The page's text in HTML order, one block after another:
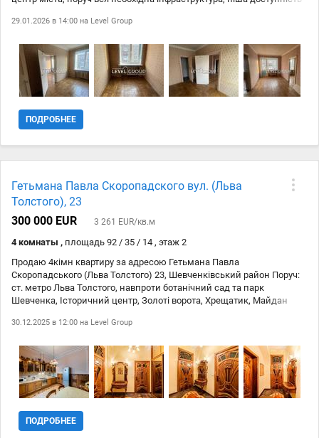
цегляний, без ліфта. Закритий двір на шлагбаум Ключі на руках.
29.01.2026 в 14:00 на Level Group
ПОДРОБНЕЕ
Гетьмана Павла Скоропадского вул. (Льва
Толстого), 23
300 000 EUR
3 261 EUR/кв.м
4 комнаты , площадь 92 / 35 / 14 , этаж 2
Продаю 4кімн квартиру за адресою Гетьмана Павла
Скоропадського (Льва Толстого) 23, Шевченківський район Поруч:
ст. метро Льва Толстого, навпроти ботанічний сад та парк
Шевченка, Історичний центр, Золоті ворота, Хрещатик, Майдан
гарному стані, все працює та прибрано - будинок 1911 року, має
самої квартири - 24 поверх - 2 окремі спальні - всі вікна виходять у
двір (тому завжди тихо) - критий балкон - вся мебель та поли зі
справжної древесини - ванна та душова кабіна - є всі необхідні
меблі та техніка для комфортного проживання (нова посудомийна
завжди є місце, двір зачиняється, можна паркувати 2 машини
(якщо гості то більше) - квартира дуже чиста та охайна, зроблен
30.12.2025 в 12:00 на Level Group
ПОДРОБНЕЕ